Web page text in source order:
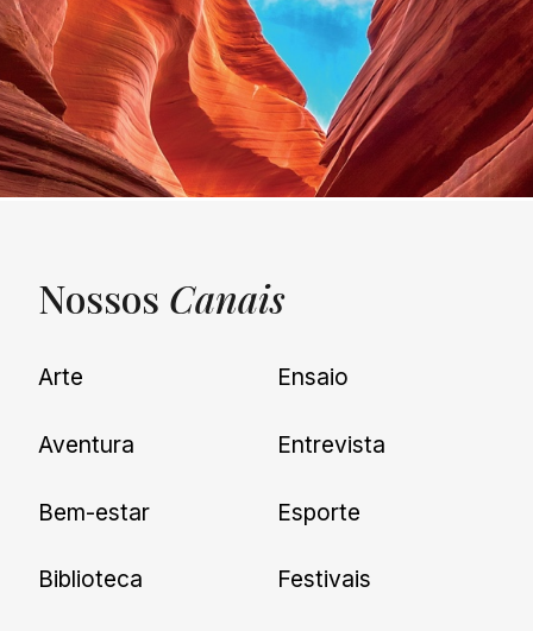
UNQUIET
Newsletter
nossas novidades.
Nossos Canais
Arte
Aventura
Bem-estar
Biblioteca
Ensaio
Entrevista
Esporte
Festivais